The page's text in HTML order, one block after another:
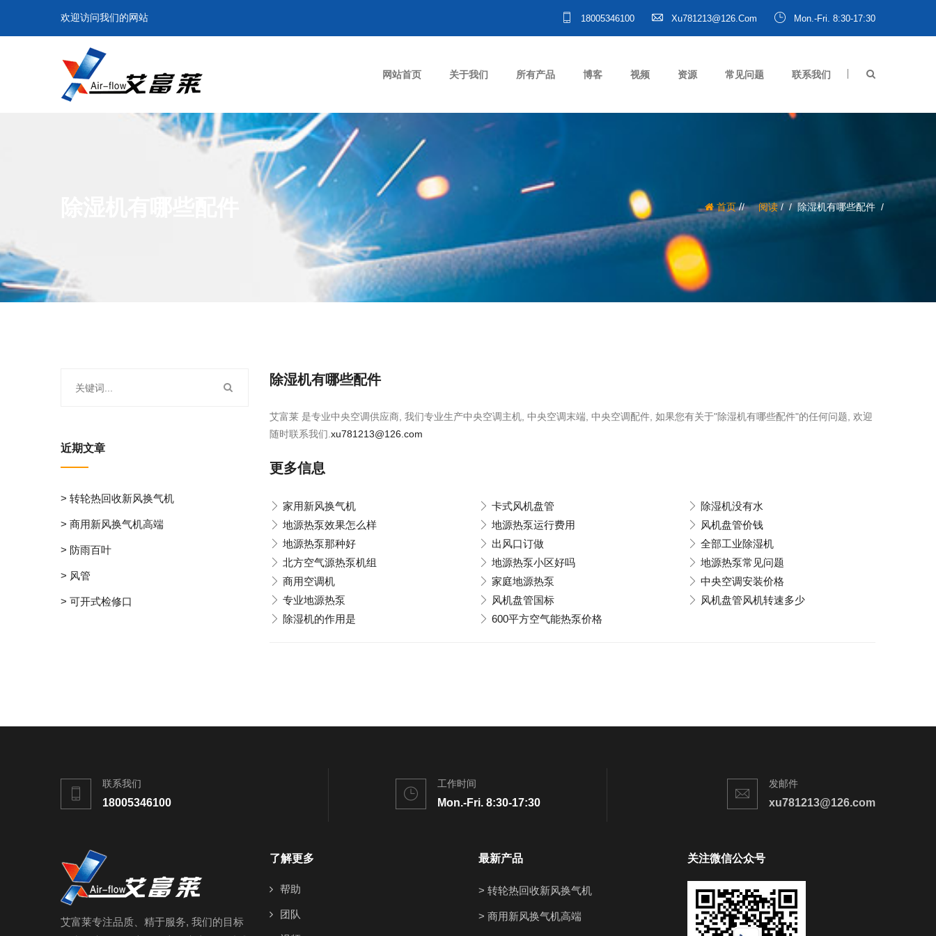
欢迎访问我们的网站 18005346100 Xu781213@126.com Mon.-Fri. 8:30-17:30
网站首页 关于我们 所有产品 博客 视频 资源 常见问题 联系我们
首页/ 阅读/ 除湿机有哪些配件
除湿机有哪些配件
艾富莱 是专业中央空调供应商, 我们专业生产中央空调主机, 中央空调末端, 中央空调配件, 如果您有关于"除湿机有哪些配件"的任何问题, 欢迎
随时联系我们. xu781213@126.com
更多信息
家用新风换气机 卡式风机盘管
除湿机没有水
地源热泵效果怎么样
地源热泵运行费用
风机盘管价钱
地源热泵那种好
出风口订做
全部工业除湿机
北方空气源热泵机组
地源热泵小区好吗
地源热泵常见问题
商用空调机
家庭地源热泵
中央空调安装价格
专业地源热泵
风机盘管国标
风机盘管风机转速多少
除湿机的作用是
600平方空气能热泵价格
近期文章
> 转轮热回收新风换气机
> 商用新风换气机高端
> 防雨百叶
> 风管
> 可开式检修口
联系我们
18005346100
工作时间
Mon.-Fri. 8:30-17:30
发邮件
xu781213@126.com
艾富莱专注品质、精于服务, 我们的目标
了解更多
帮助
团队
最新产品
> 转轮热回收新风换气机
> 商用新风换气机高端
关注微信公众号